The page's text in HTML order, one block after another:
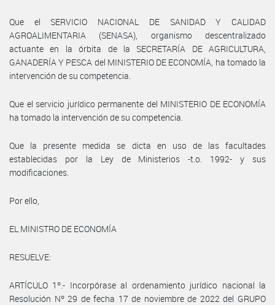
Que el SERVICIO NACIONAL DE SANIDAD Y CALIDAD
AGROALIMENTARIA (SENASA), organismo descentralizado
actuante en la órbita de la SECRETARÍA DE AGRICULTURA,
GANADERÍA Y PESCA del MINISTERIO DE ECONOMÍA, ha tomado la
intervención de su competencia.
Que el servicio jurídico permanente del MINISTERIO DE ECONOMÍA
ha tomado la intervención de su competencia.
Que la presente medida se dicta en uso de las facultades
establecidas por la Ley de Ministerios -t.o. 1992- y sus
modificaciones.
Por ello,
EL MINISTRO DE ECONOMÍA
RESUELVE:
ARTÍCULO 1º.- Incorpórase al ordenamiento jurídico nacional la
Resolución Nº 29 de fecha 17 de noviembre de 2022 del GRUPO